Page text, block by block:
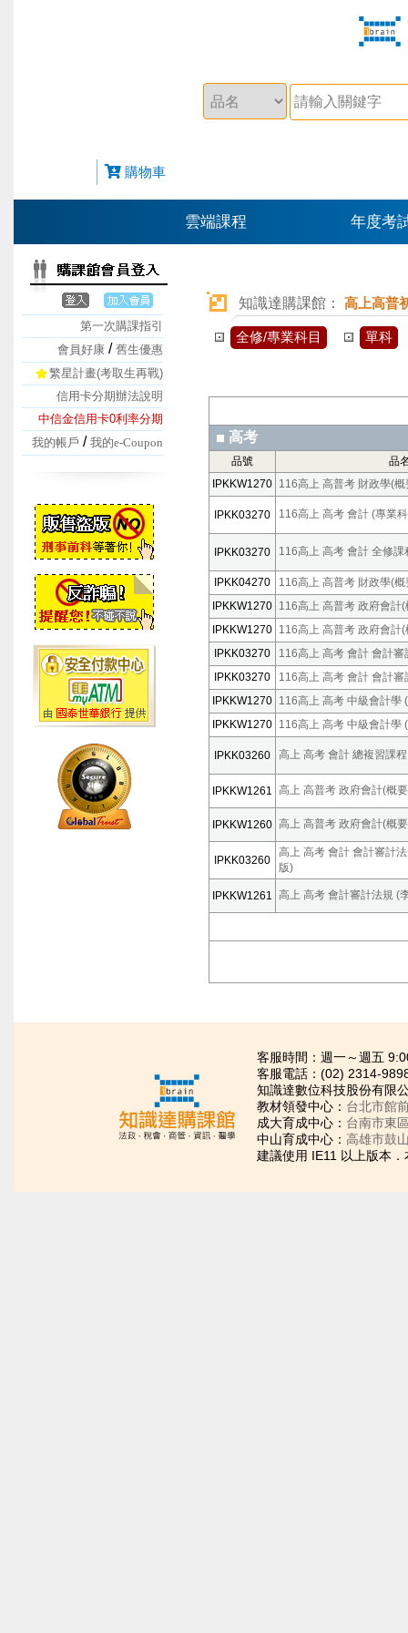
購物車
雲端課程 年度考
第一次購課指引
會員好康 / 舊生優惠
繁星計畫(考取生再戰)
信用卡分期辦法說明
中信金信用卡0利率分期
我的帳戶 / 我的e-Coupon
知識達購課館： 高上高普
全修/專業科目 單科
高考
品號
品
IPKKW1270
116高上 高普考 財政學(概
IPKK03270 116高上 高考 會計 (專業
IPKK03270 116高上 高考 會計 全修課
IPKK04270
116高上 高普考 財政學(概
IPKKW1270
116高上 高普考 政府會計
IPKKW1270
116高上 高普考 政府會計
IPKK03270
116高上 高考 會計 會計審
IPKK03270
116高上 高考 會計 會計審
IPKKW1270
116高上 高考 中級會計學
IPKKW1270
116高上 高考 中級會計學
IPKK03260 高上 高考 會計 總複習課
IPKKW1261 高上 高普考 政府會計(概
IPKKW1260 高上 高普考 政府會計(概
IPKK03260
高上 高考 會計 會計審計
版)
IPKKW1261 高上 高考 會計審計法規 (
客服時間：週一～週五
客服電話：(02) 2314-
知識達數位科技股份有
教材領發中心： 台北市館
成大育成中心： 台南市東
中山育成中心： 高雄市鼓
建議使用 IE11 以上版本